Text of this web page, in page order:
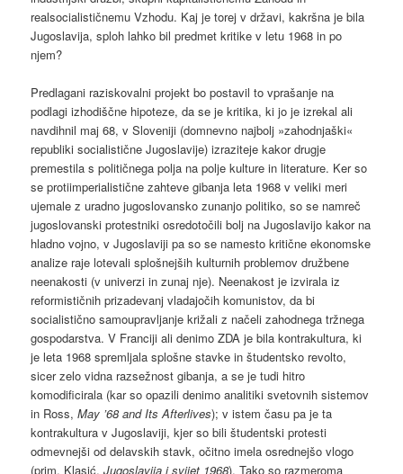
realsocialističnemu Vzhodu. Kaj je torej v državi, kakršna je bila
Jugoslavija, sploh lahko bil predmet kritike v letu 1968 in po
njem?
Predlagani raziskovalni projekt bo postavil to vprašanje na
podlagi izhodiščne hipoteze, da se je kritika, ki jo je izrekal ali
navdihnil maj 68, v Sloveniji (domnevno najbolj »zahodnjaški«
republiki socialistične Jugoslavije) izraziteje kakor drugje
premestila s političnega polja na polje kulture in literature. Ker so
se protiimperialistične zahteve gibanja leta 1968 v veliki meri
ujemale z uradno jugoslovansko zunanjo politiko, so se namreč
jugoslovanski protestniki osredotočili bolj na Jugoslavijo kakor na
hladno vojno, v Jugoslaviji pa so se namesto kritične ekonomske
analize raje lotevali splošnejših kulturnih problemov družbene
neenakosti (v univerzi in zunaj nje). Neenakost je izvirala iz
reformističnih prizadevanj vladajočih komunistov, da bi
socialistično samoupravljanje križali z načeli zahodnega tržnega
gospodarstva. V Franciji ali denimo ZDA je bila kontrakultura, ki
je leta 1968 spremljala splošne stavke in študentsko revolto,
sicer zelo vidna razsežnost gibanja, a se je tudi hitro
komodificirala (kar so opazili denimo analitiki svetovnih sistemov
in Ross,May ’68 and Its Afterlives); v istem času pa je ta
kontrakultura v Jugoslaviji, kjer so bili študentski protesti
odmevnejši od delavskih stavk, očitno imela osrednejšo vlogo
(prim. Klasić,Jugoslavija i svijet 1968). Tako so razmeroma